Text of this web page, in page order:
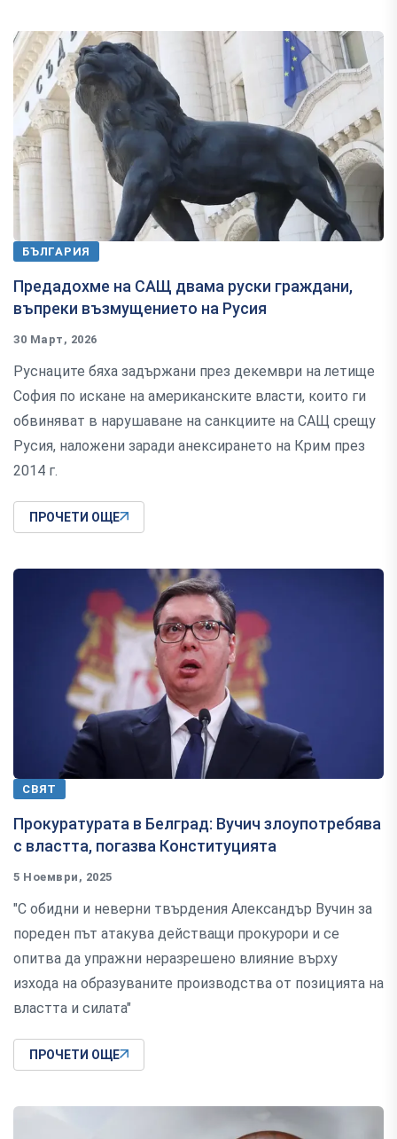
БЪЛГАРИЯ
Предадохме на САЩ двама руски граждани,
въпреки възмущението на Русия
30 Март, 2026
Руснаците бяха задържани през декември на летище
София по искане на американските власти, които ги
обвиняват в нарушаване на санкциите на САЩ срещу
Русия, наложени заради анексирането на Крим през
2014 г.
ПРОЧЕТИ ОЩЕ
СВЯТ
Прокуратурата в Белград: Вучич злоупотребява
с властта, погазва Конституцията
5 Ноември, 2025
"С обидни и неверни твърдения Александър Вучин за
пореден път атакува действащи прокурори и се
опитва да упражни неразрешено влияние върху
изхода на образуваните производства от позицията на
властта и силата"
ПРОЧЕТИ ОЩЕ